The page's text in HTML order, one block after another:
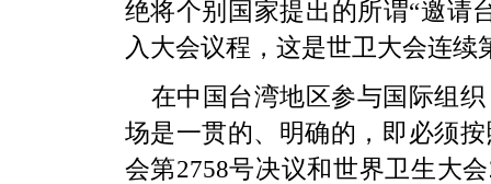
绝将个别国家提出的所谓“邀请
入大会议程，这是世卫大会连续
在中国台湾地区参与国际组
场是一贯的、明确的，即必须
会第2758号决议和世界卫生大